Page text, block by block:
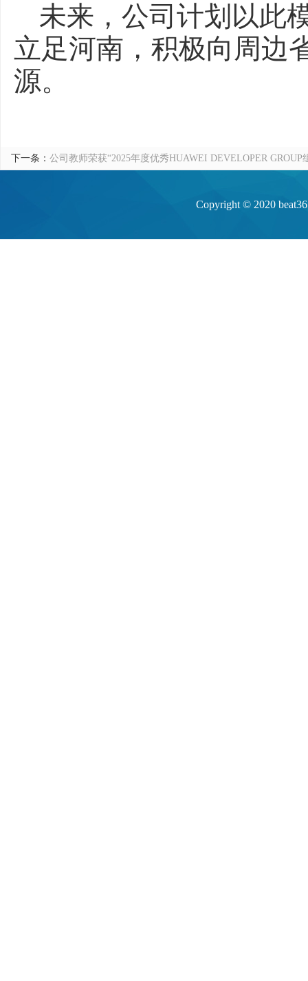
未来，公司计划以此
立足河南，积极向周边
源。
下一条： 公司教师荣获“2025年度优秀HUAWEI DEVELOPER GROUP
Copyright © 2020